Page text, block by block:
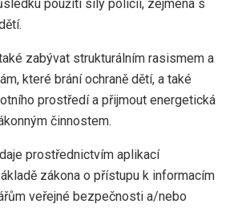
použití síly policií, zejména s
zabývat strukturálním rasismem a
které brání ochraně dětí, a také
prostředí a přijmout energetická
činnostem.
prostřednictvím aplikací
zákona o přístupu k informacím
veřejné bezpečnosti a/nebo